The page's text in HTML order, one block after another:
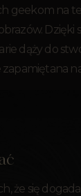
geekom na
Dzięki
dąży do
zapamiętana
że się